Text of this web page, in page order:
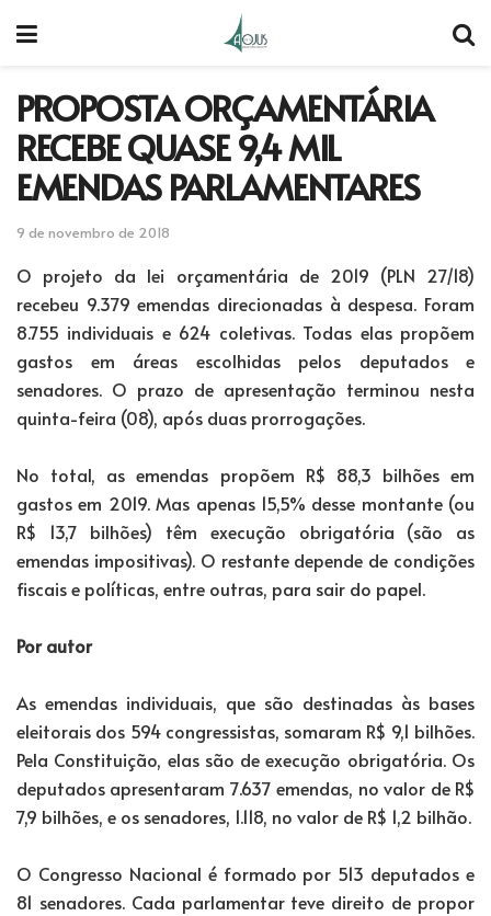
PROPOSTA ORÇAMENTÁRIA
RECEBE QUASE 9,4 MIL
EMENDAS PARLAMENTARES
9 de novembro de 2018
O projeto da lei orçamentária de 2019 (PLN 27/18)
recebeu 9.379 emendas direcionadas à despesa. Foram
8.755 individuais e 624 coletivas. Todas elas propõem
gastos em áreas escolhidas pelos deputados e
senadores. O prazo de apresentação terminou nesta
quinta-feira (08), após duas prorrogações.
No total, as emendas propõem R$ 88,3 bilhões em
gastos em 2019. Mas apenas 15,5% desse montante (ou
R$ 13,7 bilhões) têm execução obrigatória (são as
emendas impositivas). O restante depende de condições
fiscais e políticas, entre outras, para sair do papel.
Por autor
As emendas individuais, que são destinadas às bases
eleitorais dos 594 congressistas, somaram R$ 9,1 bilhões.
Pela Constituição, elas são de execução obrigatória. Os
deputados apresentaram 7.637 emendas, no valor de R$
7,9 bilhões, e os senadores, 1.118, no valor de R$ 1,2 bilhão.
O Congresso Nacional é formado por 513 deputados e
81 senadores. Cada parlamentar teve direito de propor